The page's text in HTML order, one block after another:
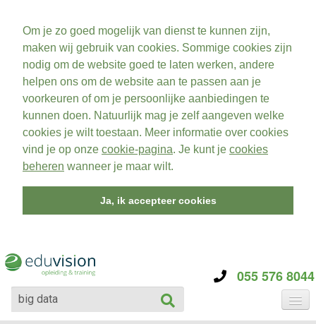
Om je zo goed mogelijk van dienst te kunnen zijn,
maken wij gebruik van cookies. Sommige cookies zijn
nodig om de website goed te laten werken, andere
helpen ons om de website aan te passen aan je
voorkeuren of om je persoonlijke aanbiedingen te
kunnen doen. Natuurlijk mag je zelf aangeven welke
cookies je wilt toestaan. Meer informatie over cookies
vind je op onze cookie-pagina. Je kunt je cookies
beheren wanneer je maar wilt.
Ja, ik accepteer cookies
055 576 8044